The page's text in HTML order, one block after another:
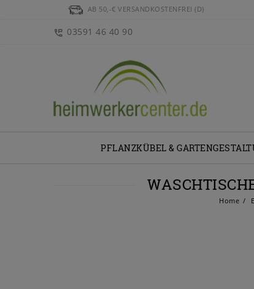
AB 50,-€ VERSANDKOSTENFREI (D)
03591 46 40 90
PFLANZKÜBEL &
Home